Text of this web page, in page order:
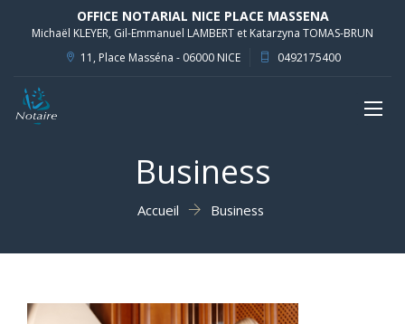
OFFICE NOTARIAL NICE PLACE MASSENA
Michaël KLEYER, Gil-Emmanuel LAMBERT et Katarzyna TOMAS-BRUN
11, Place Masséna - 06000 NICE
0492175400
Business
Accueil Business